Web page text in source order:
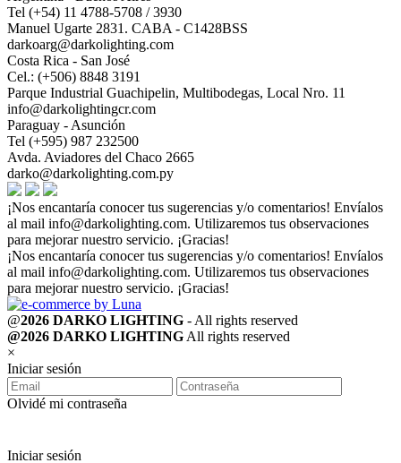
Tel (+54) 11 4788-5708 / 3930
Manuel Ugarte 2831. CABA - C1428BSS
darkoarg@darkolighting.com
Costa Rica - San José
Cel.: (+506) 8848 3191
Parque Industrial Guachipelin, Multibodegas, Local Nro. 11
info@darkolightingcr.com
Paraguay - Asunción
Tel (+595) 987 232500
Avda. Aviadores del Chaco 2665
darko@darkolighting.com.py
¡Nos encantaría conocer tus sugerencias y/o comentarios! Envíalos
al mail info@darkolighting.com. Utilizaremos tus observaciones
para mejorar nuestro servicio. ¡Gracias!
¡Nos encantaría conocer tus sugerencias y/o comentarios! Envíalos
al mail info@darkolighting.com. Utilizaremos tus observaciones
para mejorar nuestro servicio. ¡Gracias!
@2026 DARKO LIGHTING - All rights reserved
@2026 DARKO LIGHTINGAll rights reserved
×
Iniciar sesión
Olvidé mi contraseña
Iniciar sesión